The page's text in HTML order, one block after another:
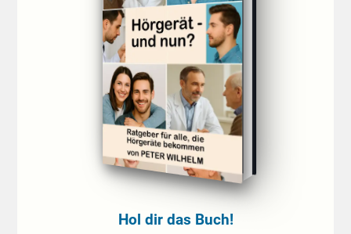
Hol dir das Buch!